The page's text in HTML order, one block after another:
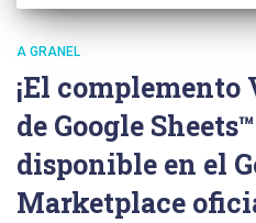
A GRANEL
¡El
de Google
disponible en el
Marketplace